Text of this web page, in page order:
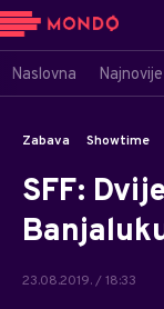
Naslovna Najnovije
Zabava Showtime
SFF:
23.08.2019. / 18:33